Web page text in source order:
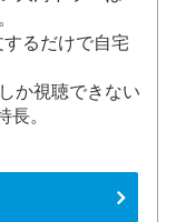
るだけで自宅
か視聴できない
長。